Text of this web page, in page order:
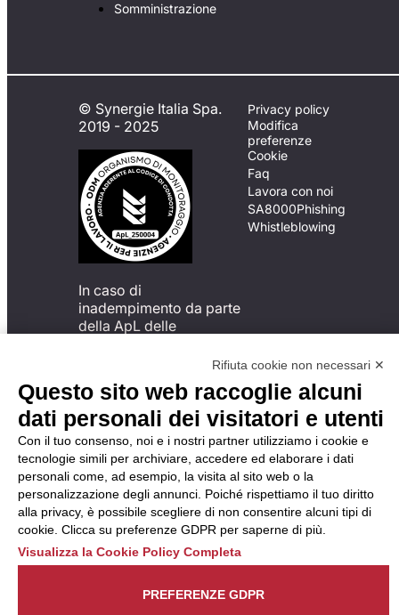
Somministrazione
© Synergie Italia Spa.
2019 - 2025
In caso di
inadempimento da parte
della ApL delle
del Codice di Condotta, è
possibile presentare un
reclamo
all’Organismo di
Monitoraggio utilizzando
una delle modalità
descritte al seguente
indirizzo web
https://odm-
agenzielavoro.it/reclami/ .
Privacy policy
Modifica
preferenze
Cookie
Faq
Lavora con noi
SA8000Phishing
Whistleblowing
Rifiuta cookie non necessari ✕
Questo sito web raccoglie alcuni
dati personali dei visitatori e utenti
Con il tuo consenso, noi e i nostri partner utilizziamo i cookie e
tecnologie simili per archiviare, accedere ed elaborare i dati
personali come, ad esempio, la visita al sito web o la
personalizzazione degli annunci. Poiché rispettiamo il tuo diritto
alla privacy, è possibile scegliere di non consentire alcuni tipi di
cookie. Clicca su preferenze GDPR per saperne di più.
Visualizza la Cookie Policy Completa
PREFERENZE GDPR